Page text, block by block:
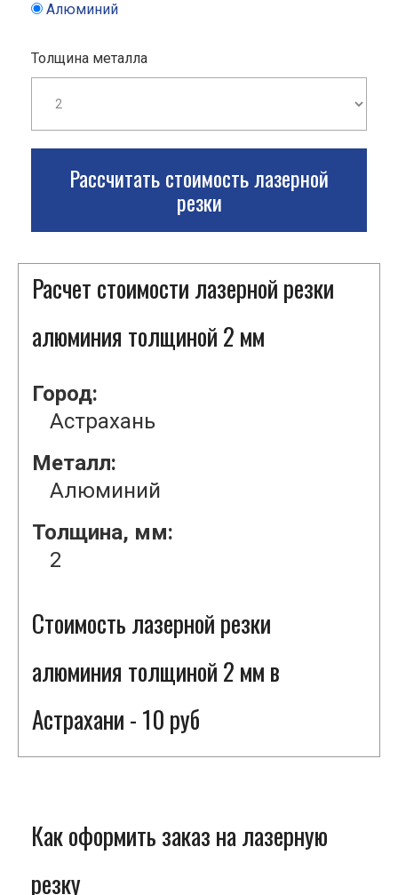
Алюминий
Толщина металла
Рассчитать стоимость лазерной
резки
Расчет стоимости лазерной резки
алюминия толщиной 2 мм
Город:
Астрахань
Металл:
Алюминий
Толщина, мм:
2
Стоимость лазерной резки
алюминия толщиной 2 мм в
Астрахани - 10 руб
Как оформить заказ на лазерную
резку